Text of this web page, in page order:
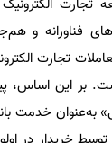
تجارت
فناورانه و
تجارت
بر این اساس،
به‌عنوان خدمت